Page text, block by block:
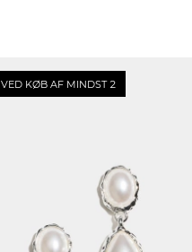
VED KØB AF MINDST 2